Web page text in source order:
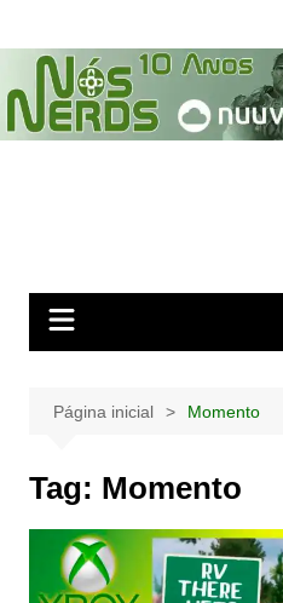
para
conteúdo
Página inicial Momento
Tag: Momento